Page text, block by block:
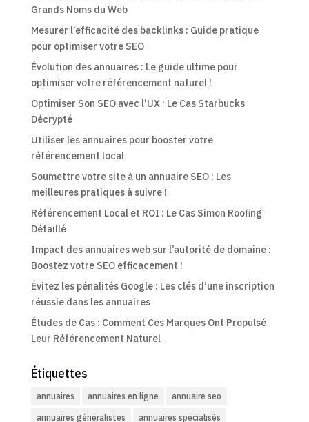
Grands Noms du Web
Mesurer l’efficacité des backlinks : Guide pratique
pour optimiser votre SEO
Évolution des annuaires : Le guide ultime pour
optimiser votre référencement naturel !
Optimiser Son SEO avec l’UX : Le Cas Starbucks
Décrypté
Utiliser les annuaires pour booster votre
référencement local
Soumettre votre site à un annuaire SEO : Les
meilleures pratiques à suivre !
Référencement Local et ROI : Le Cas Simon Roofing
Détaillé
Impact des annuaires web sur l’autorité de domaine :
Boostez votre SEO efficacement !
Évitez les pénalités Google : Les clés d’une inscription
réussie dans les annuaires
Études de Cas : Comment Ces Marques Ont Propulsé
Leur Référencement Naturel
Étiquettes
annuaires annuaires en ligne annuaire seo
annuaires généralistes annuaires spécialisés